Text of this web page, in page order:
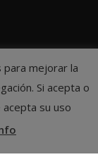
mejorar la
Si acepta o
su uso